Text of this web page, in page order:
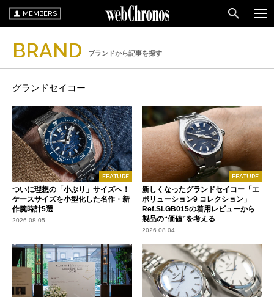
MEMBERS
BRAND ブランドから記事を探す
グランドセイコー
FEATURE
ついに理想の「小ぶり」サイズへ！
ケースサイズを小型化した名作・新
作腕時計5選
2026.08.05
FEATURE
新しくなったグランドセイコー「エ
ボリューション9 コレクション」
Ref.SLGB015の着用レビューから
製品の“価値”を考える
2026.08.04